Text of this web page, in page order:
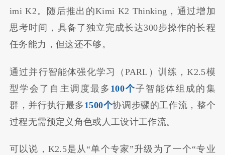
imi K2。随后推出的Kimi K2 Thinking，通过增加
思考时间，具备了独立完成长达300步操作的长程
任务能力，但这还不够。
通过并行智能体强化学习（PARL）训练，K2.5模
型学会了自主调度最多 100个子智能体组成的集
群，并行执行最多 1500个协调步骤的工作流，整个
过程无需预定义角色或人工设计工作流。
可以说，K2.5是从“单个专家”升级为了一个“专业